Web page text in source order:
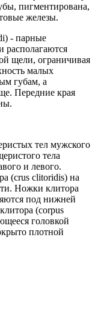
пигментирована,
железы.
- парные
располагаются
щели, ограничивая
малых
губам, а
Передние края
тел мужского
тела
и левого.
(crus clitoridis) на
Ножки клитора
под нижней
(corpus
головкой
плотной